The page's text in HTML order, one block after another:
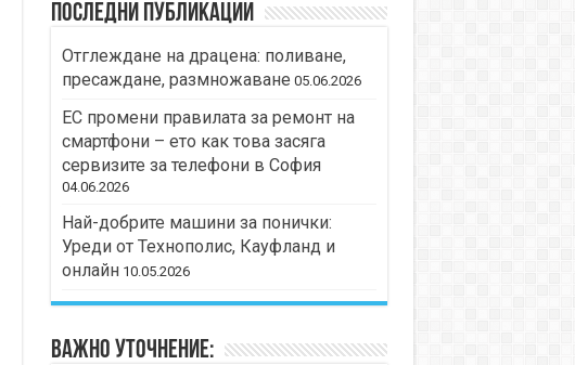
Последни публикации
Отглеждане на драцена: поливане,
пресаждане, размножаване 05.06.2026
ЕС промени правилата за ремонт на
смартфони – ето как това засяга
сервизите за телефони в София
04.06.2026
Най-добрите машини за понички:
Уреди от Технополис, Кауфланд и
онлайн 10.05.2026
Важно уточнение: